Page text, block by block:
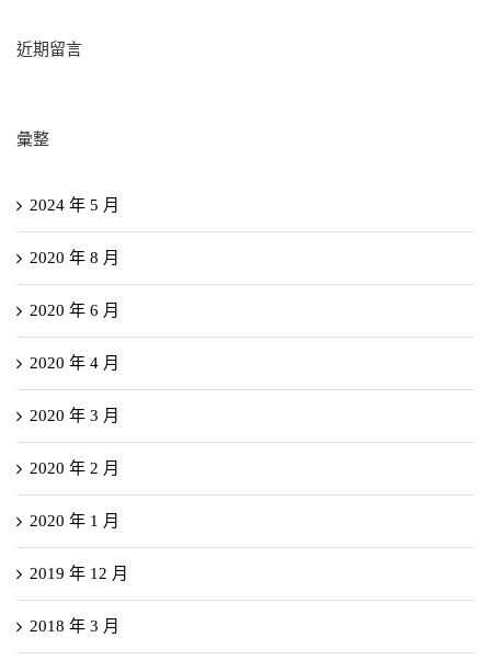
近期留言
彙整
2024 年 5 月
2020 年 8 月
2020 年 6 月
2020 年 4 月
2020 年 3 月
2020 年 2 月
2020 年 1 月
2019 年 12 月
2018 年 3 月